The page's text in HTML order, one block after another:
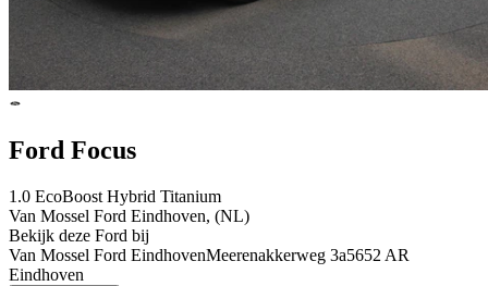
Ford Focus
1.0 EcoBoost Hybrid Titanium
Van Mossel Ford Eindhoven, (NL)
Bekijk deze Ford bij
Van Mossel Ford EindhovenMeerenakkerweg 3a5652 AR
Eindhoven